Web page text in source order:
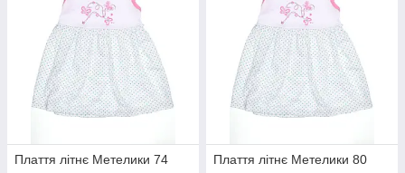
Плаття літнє Метелики 74
Плаття літнє Метелики 80